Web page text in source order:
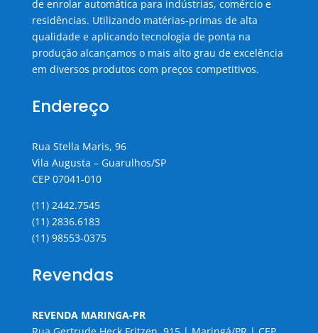
de enrolar automática para indústrias, comércio e
residências. Utilizando matérias-primas de alta
qualidade e aplicando tecnologia de ponta na
produção alcançamos o mais alto grau de excelência
em diversos produtos com preços competitivos.
Endereço
Rua Stella Maris, 96
Vila Augusta – Guarulhos/SP
CEP 07041-010
(11) 2442.7545
(11) 2836.6183
(11) 98553-0375
Revendas
REVENDA MARINGA-PR